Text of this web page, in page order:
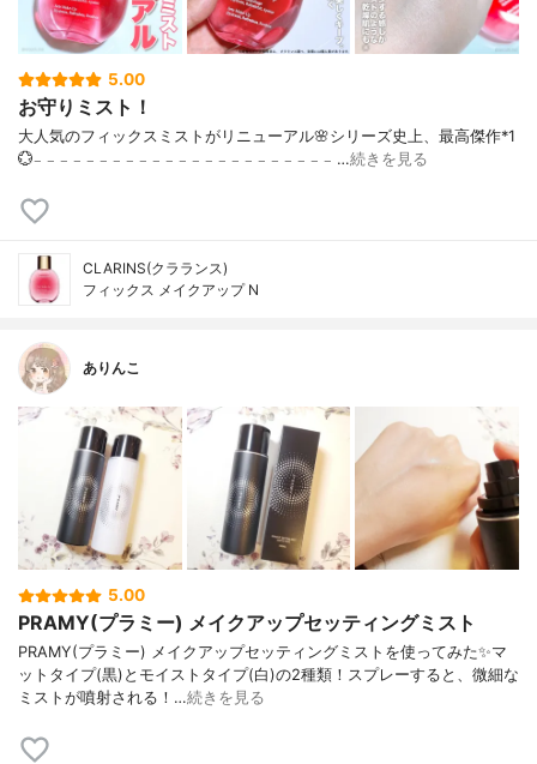
5.00
お守りミスト！
大人気のフィックスミストがリニューアル🌸シリーズ史上、最高傑作*1
💮𓐄 𓐄 𓐄 𓐄 𓐄 𓐄 𓐄 𓐄 𓐄 𓐄 𓐄 𓐄 𓐄 𓐄 𓐄 𓐄 𓐄 𓐄 𓐄 𓐄 𓐄 𓐄 𓐄 …続きを見る
CLARINS(クラランス)
フィックス メイクアップ N
ありんこ
5.00
PRAMY(プラミー) メイクアップセッティングミスト
PRAMY(プラミー) メイクアップセッティングミストを使ってみた✨マ
ットタイプ(黒)とモイストタイプ(白)の2種類！スプレーすると、微細な
ミストが噴射される！…続きを見る